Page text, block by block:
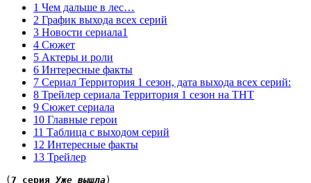
1 Чем дальше в лес…
2 График выхода всех серий
3 Новости сериала1
4 Сюжет
5 Актеры и роли
6 Интересные факты
7 Сериал Территория 1 сезон, дата выхода всех серий:
8 Трейлер сериала Территория 1 сезон на ТНТ
9 Сюжет сериала
10 Главные герои
11 Таблица с выходом серий
12 Интересные факты
13 Трейлер
( 7 серия Уже вышла)